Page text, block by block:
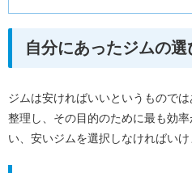
自分にあったジムの選
ジムは安ければいいというもので
整理し、その目的のために最も効
い、安いジムを選択しなければいけ